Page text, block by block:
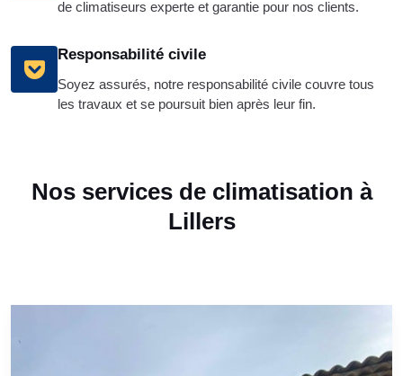
de climatiseurs experte et garantie pour nos clients.
Responsabilité civile
Soyez assurés, notre responsabilité civile couvre tous
les travaux et se poursuit bien après leur fin.
Nos services de climatisation à
Lillers